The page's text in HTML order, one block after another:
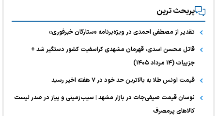
پربحث ترین
تقدیر از مصطفی احمدی در ویژه‌برنامه «ستارگان خبرفوری»
قاتل محسن اسدی، قهرمان مشهدی کراسفیت کشور دستگیر شد +
جزییات (۱۴ مرداد ۱۴۰۵)
قیمت اونس طلا به بالاترین حد خود در ۷ هفته اخیر رسید
نوسان قیمت صیفی‌جات در بازار مشهد | سیب‌زمینی و پیاز در صدر لیست
کالا‌های پرمصرف